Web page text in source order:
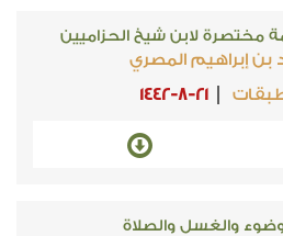
مختصرة لابن شيخ الحزاميين
إبراهيم المصري
1442-8-21
والغسل والصلاة